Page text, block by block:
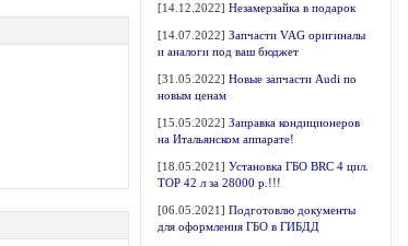
[14.12.2022] Незамерзайка в подарок
[14.07.2022] Запчасти VAG оригиналы
и аналоги под ваш бюджет
[31.05.2022] Новые запчасти Audi по
новым ценам
[15.05.2022] Заправка кондиционеров
на Итальянском аппарате!
[18.05.2021] Установка ГБО BRC 4 цил.
ТОР 42 л за 28000 р.!!!
[06.05.2021] Подготовлю документы
для оформления ГБО в ГИБДД